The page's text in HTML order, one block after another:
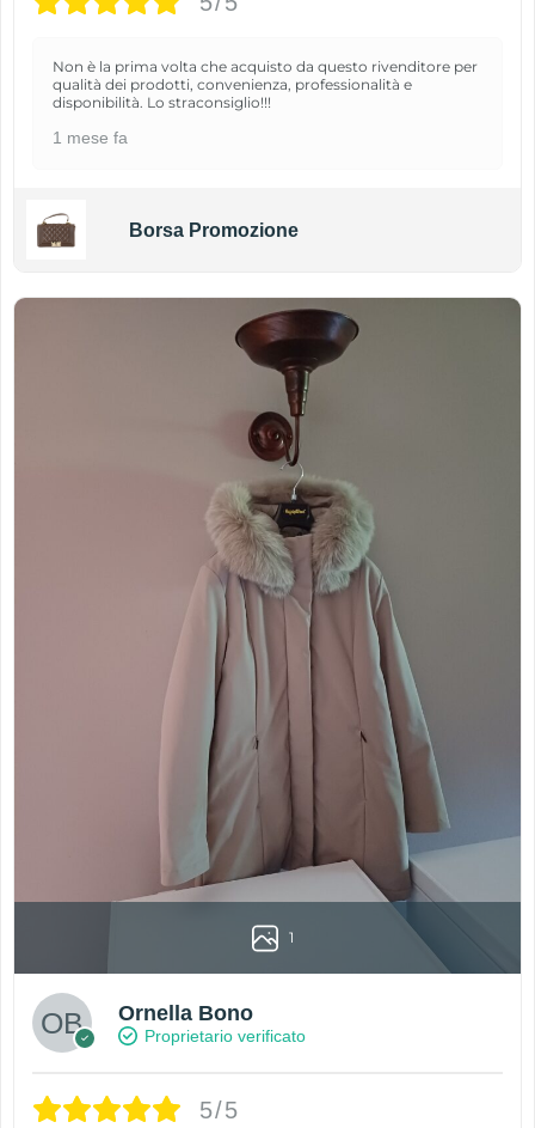
Non è la prima volta che acquisto da questo rivenditore per
qualità dei prodotti, convenienza, professionalità e
disponibilità. Lo straconsiglio!!!
1 mese fa
Borsa Promozione
1
Ornella Bono
Proprietario verificato
5/5